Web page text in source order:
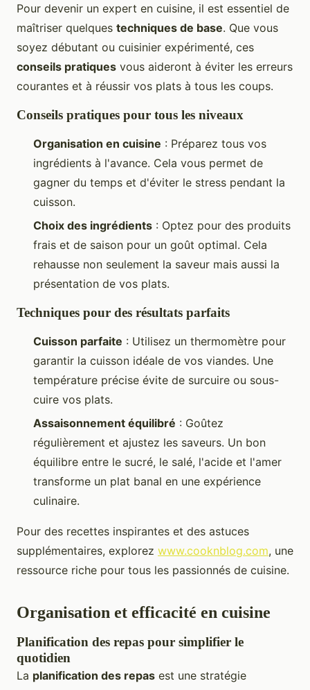
Pour devenir un expert en cuisine, il est essentiel de
maîtriser quelques techniques de base. Que vous
soyez débutant ou cuisinier expérimenté, ces
conseils pratiques vous aideront à éviter les erreurs
courantes et à réussir vos plats à tous les coups.
Conseils pratiques pour tous les niveaux
Organisation en cuisine : Préparez tous vos
ingrédients à l'avance. Cela vous permet de
gagner du temps et d'éviter le stress pendant la
cuisson.
Choix des ingrédients : Optez pour des produits
frais et de saison pour un goût optimal. Cela
rehausse non seulement la saveur mais aussi la
présentation de vos plats.
Techniques pour des résultats parfaits
Cuisson parfaite : Utilisez un thermomètre pour
garantir la cuisson idéale de vos viandes. Une
température précise évite de surcuire ou sous-
cuire vos plats.
Assaisonnement équilibré : Goûtez
régulièrement et ajustez les saveurs. Un bon
équilibre entre le sucré, le salé, l'acide et l'amer
transforme un plat banal en une expérience
culinaire.
Pour des recettes inspirantes et des astuces
supplémentaires, explorez www.cooknblog.com, une
ressource riche pour tous les passionnés de cuisine.
Organisation et efficacité en cuisine
Planification des repas pour simplifier le
quotidien
La planification des repas est une stratégie